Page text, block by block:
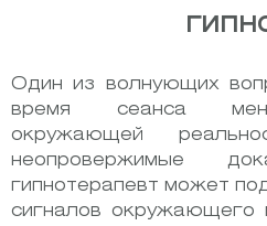
Один из волнующих
время сеанса
окружающей
неопровержимые
гипнотерапевт может
сигналов окружающего